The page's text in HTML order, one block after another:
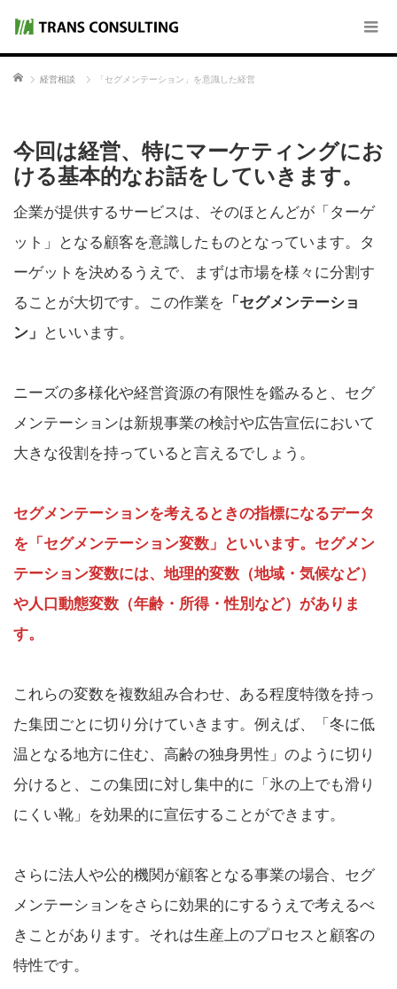
ホーム 経営相談 「セグメンテーション」を意識した経営
今回は経営、特にマーケティングにお
ける基本的なお話をしていきます。
企業が提供するサービスは、そのほとんどが「ターゲ
ット」となる顧客を意識したものとなっています。タ
ーゲットを決めるうえで、まずは市場を様々に分割す
ることが大切です。この作業を 「セグメンテーショ
ン」
といいます。
ニーズの多様化や経営資源の有限性を鑑みると、セグ
メンテーションは新規事業の検討や広告宣伝において
大きな役割を持っていると言えるでしょう。
セグメンテーションを考えるときの指標になるデータ
を「セグメンテーション変数」といいます。セグメン
テーション変数には、地理的変数（地域・気候など）
や人口動態変数（年齢・所得・性別など）がありま
す。
これらの変数を複数組み合わせ、ある程度特徴を持っ
た集団ごとに切り分けていきます。例えば、「冬に低
温となる地方に住む、高齢の独身男性」のように切り
分けると、この集団に対し集中的に「氷の上でも滑り
にくい靴」を効果的に宣伝することができます。
さらに法人や公的機関が顧客となる事業の場合、セグ
メンテーションをさらに効果的にするうえで考えるべ
きことがあります。それは生産上のプロセスと顧客の
特性です。